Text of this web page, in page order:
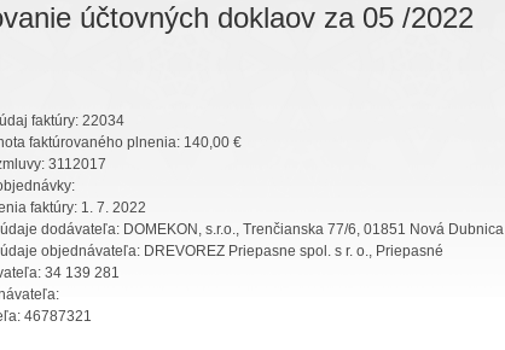
účtovných doklaov za 05 /2022
faktúry: 22034
faktúrovaného plnenia: 140,00 €
3112017
faktúry: 1. 7. 2022
dodávateľa: DOMEKON, s.r.o., Trenčianska 77/6, 01851 Nová Dubnica
objednávateľa: DREVOREZ Priepasne spol. s r. o., Priepasné
34 139 281
46787321